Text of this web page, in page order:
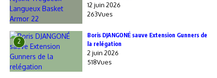
12 juin 2026
263Vues
2
Boris DJANGONÉ sauve Extension Gunners de
la relégation
2 juin 2026
518Vues